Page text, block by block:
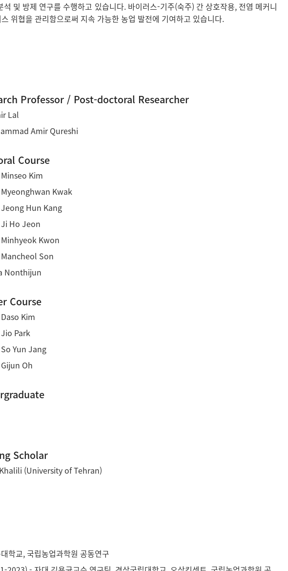
및 방제 연구를 수행하고 있습니다. 바이러스-기주(숙주) 간 상호작용, 전염 메커니
위협을 관리함으로써 지속 가능한 농업 발전에 기여하고 있습니다.
Professor / Post-doctoral Researcher
Lal
Amir Qureshi
Course
Kim
Myeonghwan Kwak
Jeong Hun Kang
Ji Ho Jeon
Minhyeok Kwon
Son
Nonthijun
Course
Kim
Park
Yun Jang
Oh
Scholar
(University of Tehran)
학교, 국립농업과학원 공동연구